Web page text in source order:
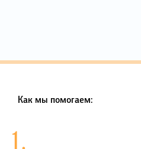
Как мы помогаем:
1.